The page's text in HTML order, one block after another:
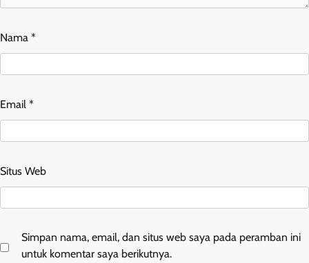
Nama *
Email *
Situs Web
Simpan nama, email, dan situs web saya pada peramban ini
untuk komentar saya berikutnya.